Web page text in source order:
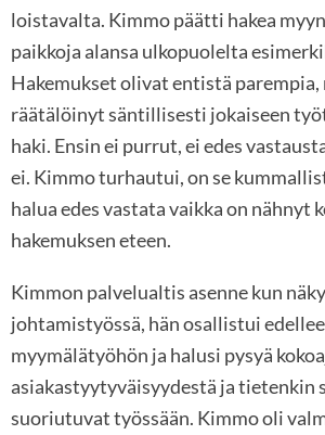
loistavalta. Kimmo päätti hakea
paikkoja alansa ulkopuolelta
Hakemukset olivat entistä
räätälöinyt säntillisesti jokaiseen
haki. Ensin ei purrut, ei edes
ei. Kimmo turhautui, on se
halua edes vastata vaikka on nähnyt
hakemuksen eteen.
Kimmon palvelualtis asenne kun
johtamistyössä, hän osallistui
myymälätyöhön ja halusi pysyä
asiakastyytyväisyydestä ja tietenkin
suoriutuvat työssään. Kimmo oli